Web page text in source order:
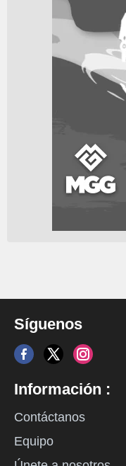
Síguenos
Información :
Contáctanos
Equipo